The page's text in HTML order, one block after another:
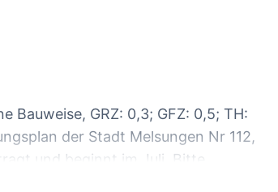
Bauweise, GRZ: 0,3; GFZ: 0,5; TH:
der Stadt Melsungen Nr 112,
und beginnt im Juli. Bitte